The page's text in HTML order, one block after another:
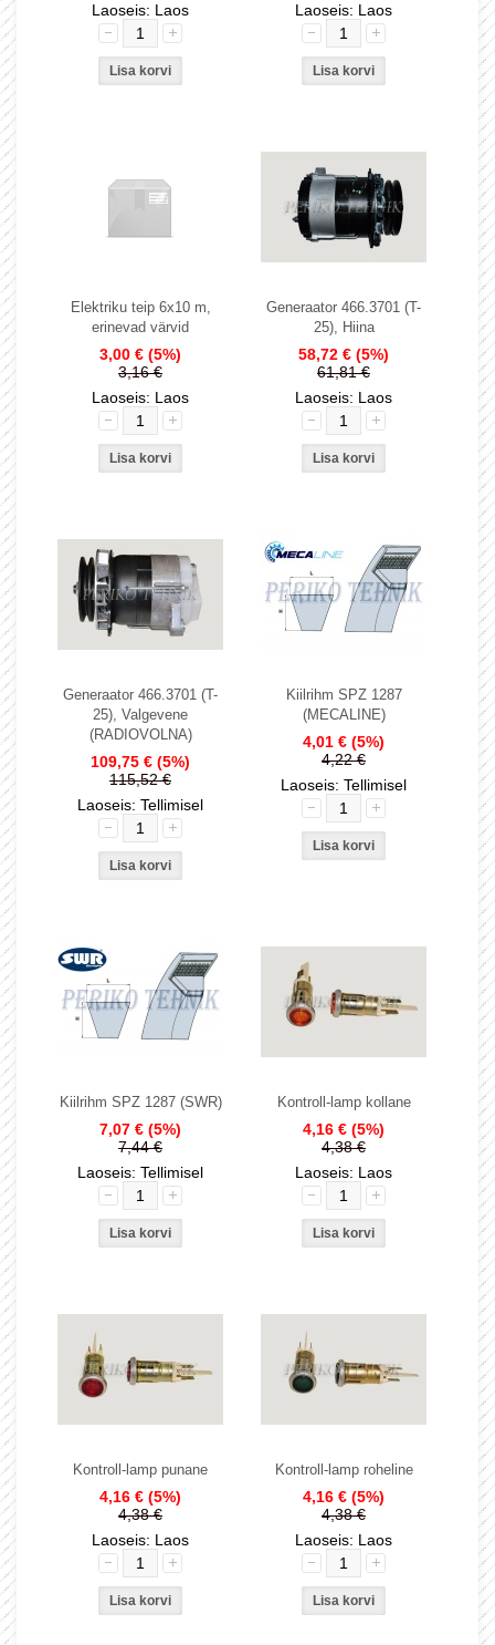
Laoseis: Laos
Laoseis: Laos
Elektriku teip 6x10 m,
erinevad värvid
3,00 € (5%)
3,16 €
Laoseis: Laos
Generaator 466.3701 (T-
25), Hiina
58,72 € (5%)
61,81 €
Laoseis: Laos
Generaator 466.3701 (T-
25), Valgevene
(RADIOVOLNA)
109,75 € (5%)
115,52 €
Laoseis: Tellimisel
Kiilrihm SPZ 1287
(MECALINE)
4,01 € (5%)
4,22 €
Laoseis: Tellimisel
Kiilrihm SPZ 1287 (SWR)
7,07 € (5%)
7,44 €
Laoseis: Tellimisel
Kontroll-lamp kollane
4,16 € (5%)
4,38 €
Laoseis: Laos
Kontroll-lamp punane
4,16 € (5%)
4,38 €
Laoseis: Laos
Kontroll-lamp roheline
4,16 € (5%)
4,38 €
Laoseis: Laos